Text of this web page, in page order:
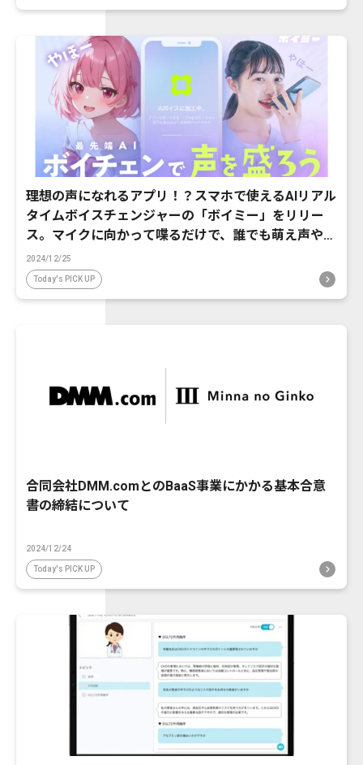
理想の声になれるアプリ！？スマホで使えるAIリアル
タイムボイスチェンジャーの「ボイミー」をリリー
ス。マイクに向かって喋るだけで、誰でも萌え声やイ
ケボ風に音声変換が可能に。
2024/12/25
Today's PICK UP
合同会社DMM.comとのBaaS事業にかかる基本合意
書の締結について
2024/12/24
Today's PICK UP